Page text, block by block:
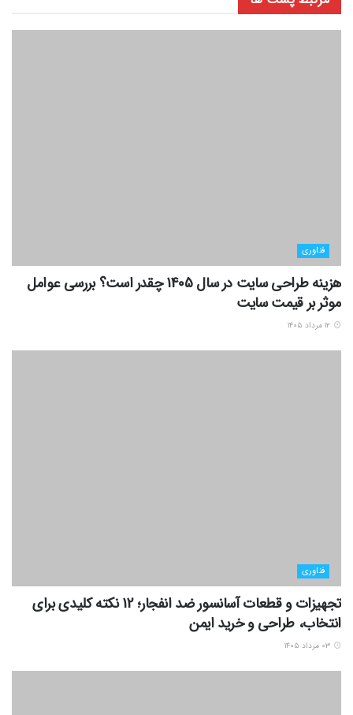
فناوری
هزینه طراحی سایت در سال 1405 چقدر است؟ بررسی عوامل
موثر بر قیمت سایت
فناوری
تجهیزات و قطعات آسانسور ضد انفجار؛ 12 نکته کلیدی برای
انتخاب، طراحی و خرید ایمن